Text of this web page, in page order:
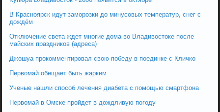
В Красноярск идут заморозки до минусовых температур, снег с
дождём
Отключение света ждет многие дома во Владивостоке после
майских праздников (адреса)
Джошуа прокомментировал свою победу в поединке с Кличко
Первомай обещает быть жарким
Ученые нашли способ лечения диабета с помощью смартфона
Первомай в Омске пройдет в дождливую погоду